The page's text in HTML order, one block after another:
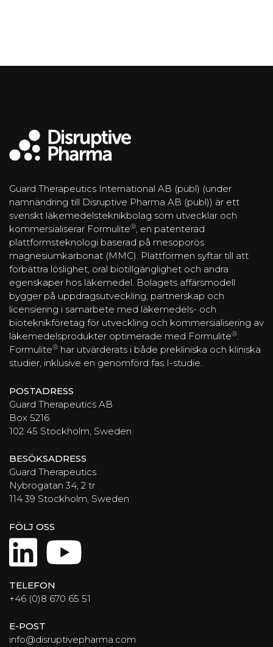
Guard Therapeutics International AB (publ) (under
namnändring till Disruptive Pharma AB (publ)) är ett
svenskt läkemedelsteknikbolag som utvecklar och
kommersialiserar Formulite®, en patenterad
plattformsteknologi baserad på mesoporös
magnesiumkarbonat (MMC). Plattformen syftar till att
förbättra löslighet, oral biotillgänglighet och andra
egenskaper hos läkemedel. Bolagets affärsmodell
bygger på uppdragsutveckling, partnerskap och
licensiering i samarbete med läkemedels- och
bioteknikföretag för utveckling och kommersialisering av
läkemedelsprodukter optimerade med Formulite®.
Formulite® har utvärderats i både prekliniska och kliniska
studier, inklusive en genomförd fas I-studie.
POSTADRESS
Guard Therapeutics AB
Box 5216
102 45 Stockholm, Sweden
BESÖKSADRESS
Guard Therapeutics
Nybrogatan 34, 2 tr
114 39 Stockholm, Sweden
FÖLJ OSS
LinkedIn
YouTube
TELEFON
+46 (0)8 670 65 51
E-POST
info@disruptivepharma.com